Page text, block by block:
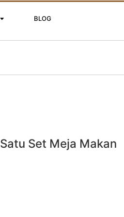
BLOG
Satu Set Meja Makan